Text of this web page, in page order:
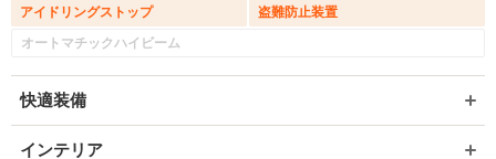
アイドリングストップ
盗難防止装置
オートマチックハイビーム
快適装備
インテリア